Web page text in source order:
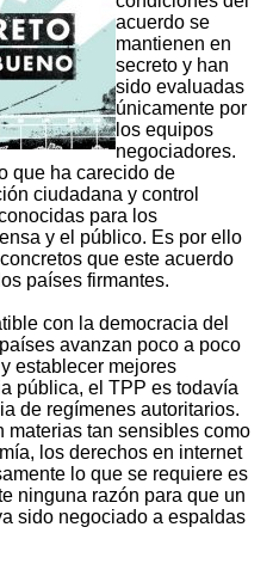
acuerdo se
mantienen en
secreto y han
sido evaluadas
únicamente por
los equipos
negociadores.
que ha carecido de
ciudadana y control
para los
y el público. Es por ello
que este acuerdo
países firmantes.
con la democracia del
avanzan poco a poco
establecer mejores
pública, el TPP es todavía
de regímenes autoritarios.
materias tan sensibles como
los derechos en internet
lo que se requiere es
ninguna razón para que un
sido negociado a espaldas